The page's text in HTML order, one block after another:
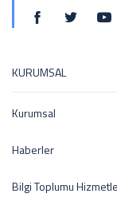
KURUMSAL
Kurumsal
Haberler
Bilgi Toplumu